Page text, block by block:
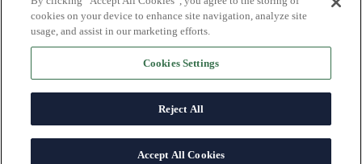
Centro de ayuda
cookies on your device to enhance site navigation, analyze site
usage, and assist in our marketing efforts.
Cookies Settings
Reject All
Accept All Cookies